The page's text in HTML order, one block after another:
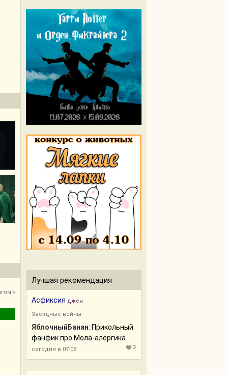
»
Лучшая рекомендация
Асфиксия джен
Звёздные войны
ЯблочныйБанан: Прикольный
фанфик про Мола-алергика
сегодня в 07:08 3